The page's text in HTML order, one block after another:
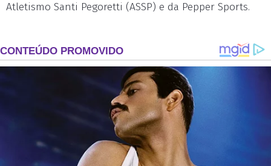
Atletismo Santi Pegoretti (ASSP) e da Pepper Sports.